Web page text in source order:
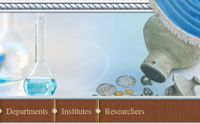
Departments Institutes Researchers